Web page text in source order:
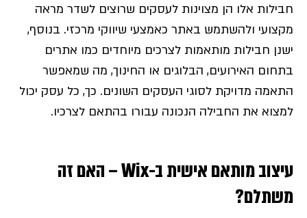
חבילות אלו הן מצוינות לעסקים שרוצים לשדר מראה
מקצועי ולהשתמש באתר כאמצעי שיווקי מרכזי. בנוסף,
ישנן חבילות מותאמות לצרכים מיוחדים כמו אתרים
בתחום האירועים, הבלוגים או החינוך, מה שמאפשר
התאמה מדויקת לסוגי העסקים השונים. כך, כל עסק יכול
למצוא את החבילה הנכונה עבורו בהתאם לצרכיו.
עיצוב מותאם אישית ב-Wix – האם זה
משתלם?